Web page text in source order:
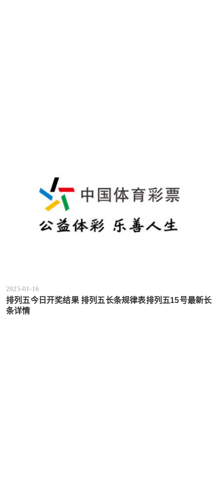
2025-01-16
排列五今日开奖结果 排列五长条规律表排列五15号最新长
条详情